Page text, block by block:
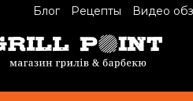
Блог Рецепты Видео